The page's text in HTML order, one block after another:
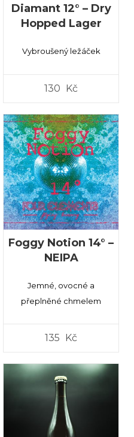
Diamant 12° – Dry
Hopped Lager
Vybroušený ležáček
130 Kč
Foggy Notion 14° –
NEIPA
Jemné, ovocné a
přeplněné chmelem
135 Kč